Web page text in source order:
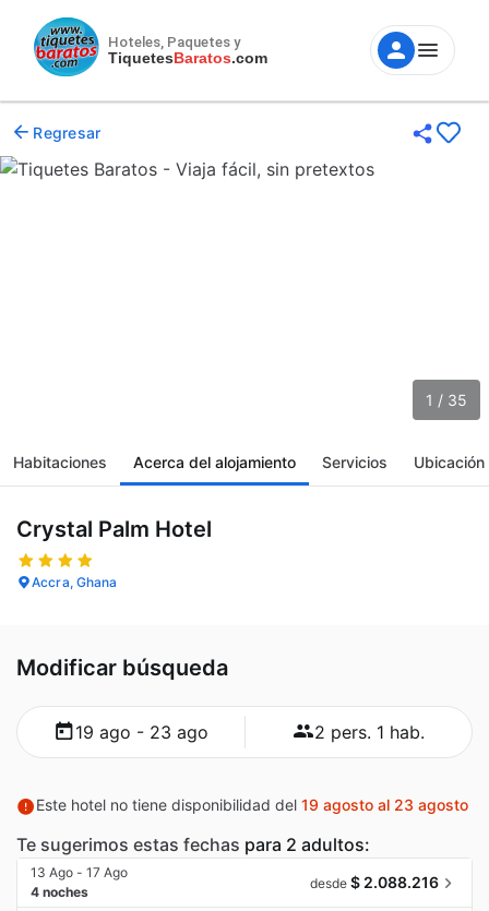
Hoteles, Paquetes y
TiquetesBaratos.com
Regresar
1 / 35
Habitaciones Acerca del alojamiento Servicios Ubicación
Crystal Palm Hotel
Accra, Ghana
Modificar búsqueda
19 ago - 23 ago 2 pers. 1 hab.
Este hotel no tiene disponibilidad del 19 agosto al 23 agosto
Te sugerimos estas fechas para 2 adultos:
13 Ago - 17 Ago
4 noches
desde $ 2.088.216